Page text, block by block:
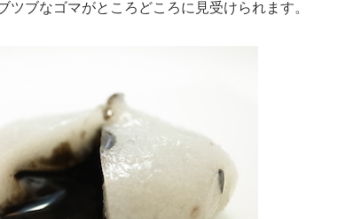
ブなゴマがところどころに見受けられます。